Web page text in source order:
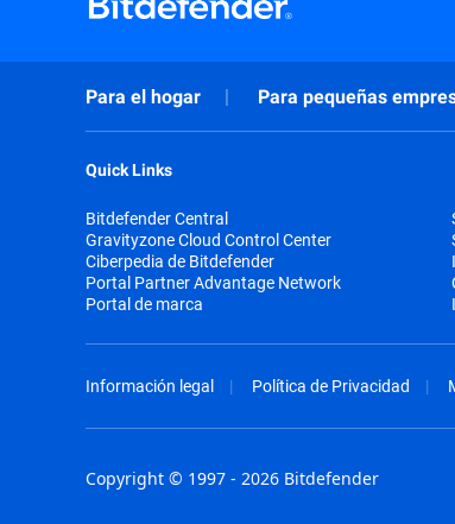
Para el hogar Para pequeñas
Quick Links
Bitdefender Central
Gravityzone Cloud Control Center
Ciberpedia de Bitdefender
Portal Partner Advantage Network
Portal de marca
Información legal Política de Privacidad
Copyright © 1997 - 2026 Bitdefender